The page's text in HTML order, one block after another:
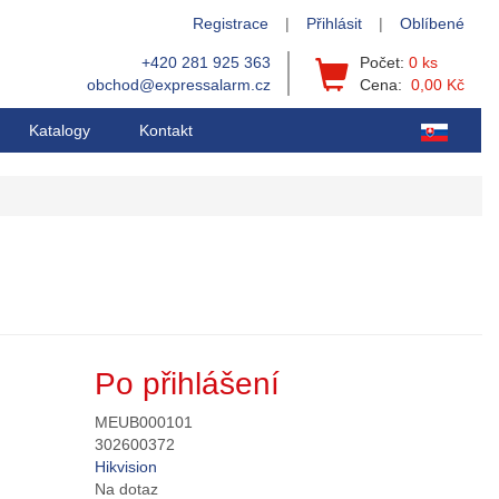
Registrace | Přihlásit | Oblíbené
+420 281 925 363
obchod@expressalarm.cz
Počet: 0 ks
Cena: 0,00 Kč
Katalogy Kontakt
Po přihlášení
MEUB000101
302600372
Hikvision
Na dotaz